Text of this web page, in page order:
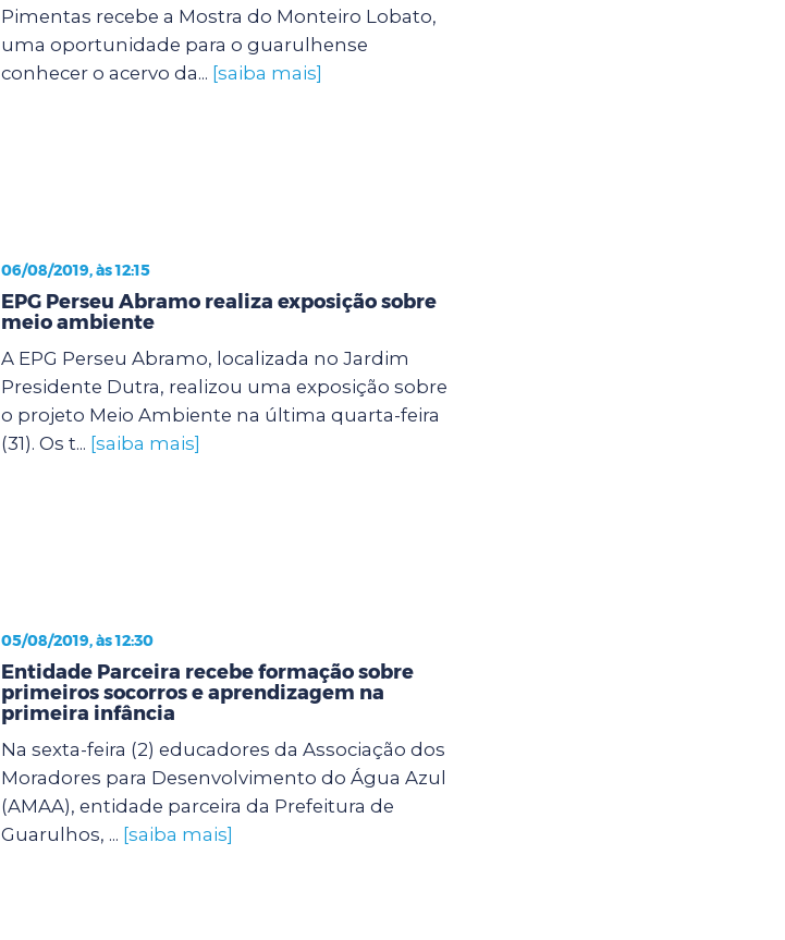
Pimentas recebe a Mostra do Monteiro Lobato,
uma oportunidade para o guarulhense
conhecer o acervo da... [saiba mais]
06/08/2019, às 12:15
EPG Perseu Abramo realiza exposição sobre
meio ambiente
A EPG Perseu Abramo, localizada no Jardim
Presidente Dutra, realizou uma exposição sobre
o projeto Meio Ambiente na última quarta-feira
(31). Os t... [saiba mais]
05/08/2019, às 12:30
Entidade Parceira recebe formação sobre
primeiros socorros e aprendizagem na
primeira infância
Na sexta-feira (2) educadores da Associação dos
Moradores para Desenvolvimento do Água Azul
(AMAA), entidade parceira da Prefeitura de
Guarulhos, ... [saiba mais]